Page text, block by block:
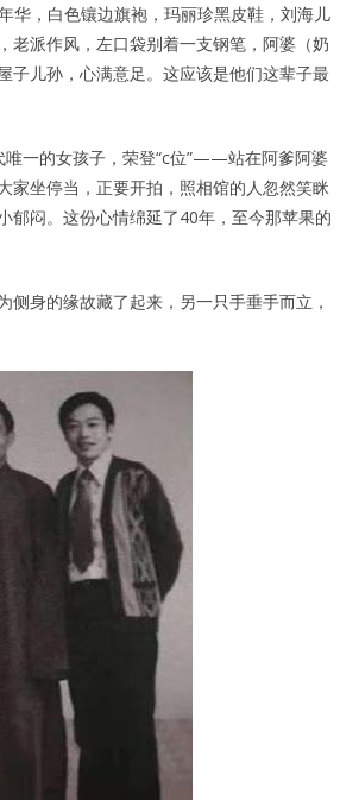
华，白色镶边旗袍，玛丽珍黑皮鞋，刘海儿
老派作风，左口袋别着一支钢笔，阿婆（奶
子儿孙，心满意足。这应该是他们这辈子最
唯一的女孩子，荣登“c位”——站在阿爹阿婆
家坐停当，正要开拍，照相馆的人忽然笑眯
郁闷。这份心情绵延了40年，至今那苹果的
身的缘故藏了起来，另一只手垂手而立，